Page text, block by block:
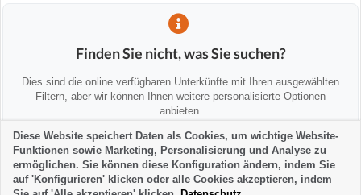
Finden Sie nicht, was Sie suchen?
Dies sind die online verfügbaren Unterkünfte mit Ihren ausgewählten
Filtern, aber wir können Ihnen weitere personalisierte Optionen
anbieten.
💡 Wir helfen Ihnen persönlich
Kontaktieren Sie uns, um Alternativen zu finden oder Sie zu beraten:
Diese Website speichert Daten als Cookies, um wichtige Website-
Funktionen sowie Marketing, Personalisierung und Analyse zu
ermöglichen. Sie können diese Konfiguration ändern, indem Sie
auf 'Konfigurieren' klicken oder alle Cookies akzeptieren, indem